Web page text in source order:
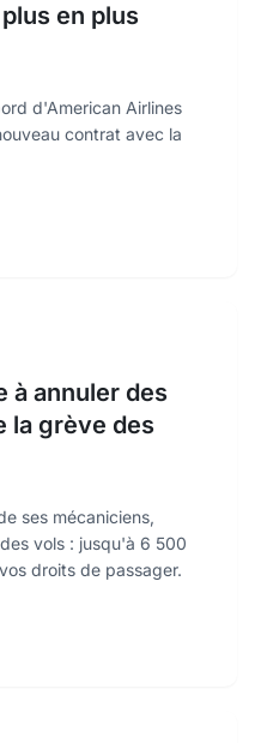
en plus
d'American Airlines
contrat avec la
à annuler des
la grève des
ses mécaniciens,
vols : jusqu'à 6 500
droits de passager.